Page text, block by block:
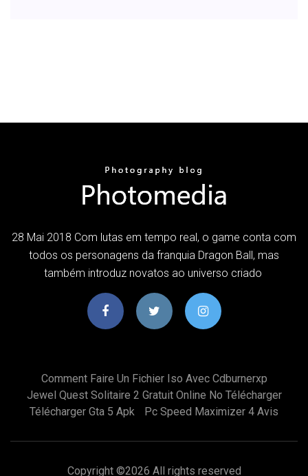
28 Mai 2018 Com lutas em tempo real, o game conta com
todos os personagens da franquia Dragon Ball, mas
também introduz novatos ao universo criado
Comment Faire Un Fichier Iso Avec Cdburnerxp
Jewel Quest Solitaire 2 Gratuit Online No Télécharger
Télécharger Gta 5 Apk
Pc Speed Maximizer 4 Avis
Copyright ©2026 All rights reserved